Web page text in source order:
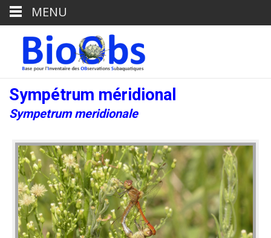
Sympétrum méridional
Sympetrum meridionale
MENU